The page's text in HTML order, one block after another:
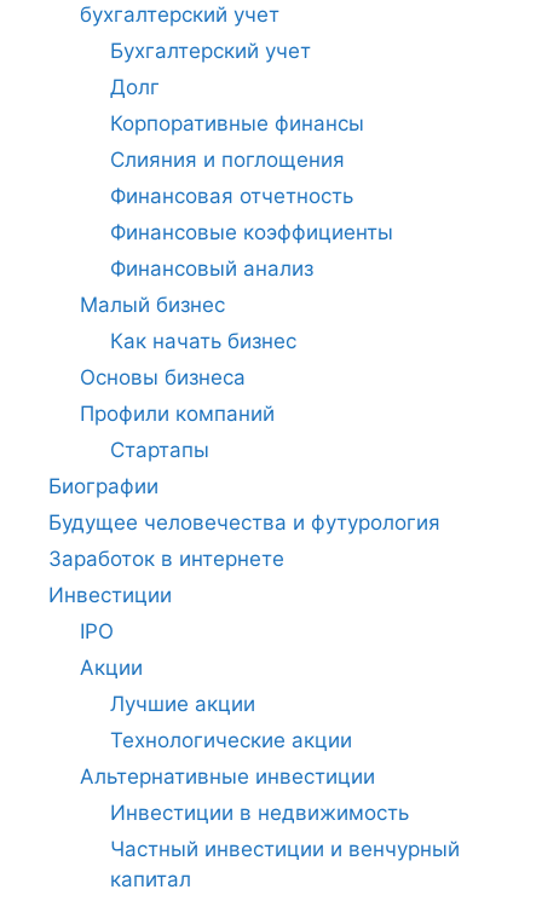
бухгалтерский учет
Бухгалтерский учет
Долг
Корпоративные финансы
Слияния и поглощения
Финансовая отчетность
Финансовые коэффициенты
Финансовый анализ
Малый бизнес
Как начать бизнес
Основы бизнеса
Профили компаний
Стартапы
Биографии
Будущее человечества и футурология
Заработок в интернете
Инвестиции
IPO
Акции
Лучшие акции
Технологические акции
Альтернативные инвестиции
Инвестиции в недвижимость
Частный инвестиции и венчурный
капитал